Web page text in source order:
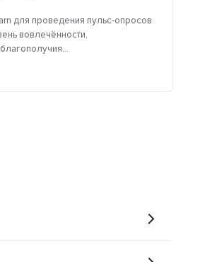
для проведения пульс-опросов
вовлечённости,